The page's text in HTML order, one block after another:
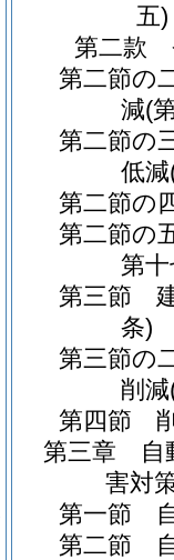
五)
第二款
第二節の
減(
第二節の
低減
第二節の
第二節の
第
第三節
条)
第三節の
削減
第四節
第三章
自
害対
第一節
第二節